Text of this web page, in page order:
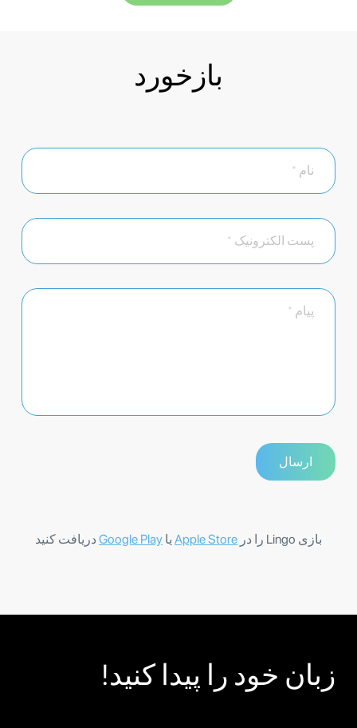
بازخورد
بازی Lingo را در Apple Store یا Google Play دریافت کنید
زبان خود را پیدا کنید!